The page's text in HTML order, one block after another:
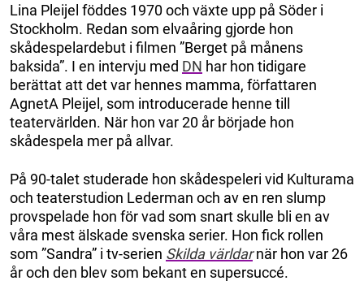
Lina Pleijel föddes 1970 och växte upp på Söder i
Stockholm. Redan som elvaåring gjorde hon
skådespelardebut i filmen ”Berget på månens
baksida”. I en intervju med DN har hon tidigare
berättat att det var hennes mamma, författaren
AgnetA Pleijel, som introducerade henne till
teatervärlden. När hon var 20 år började hon
skådespela mer på allvar.
På 90-talet studerade hon skådespeleri vid Kulturama
och teaterstudion Lederman och av en ren slump
provspelade hon för vad som snart skulle bli en av
våra mest älskade svenska serier. Hon fick rollen
som ”Sandra” i tv-serien Skilda världarnär hon var 26
år och den blev som bekant en supersuccé.